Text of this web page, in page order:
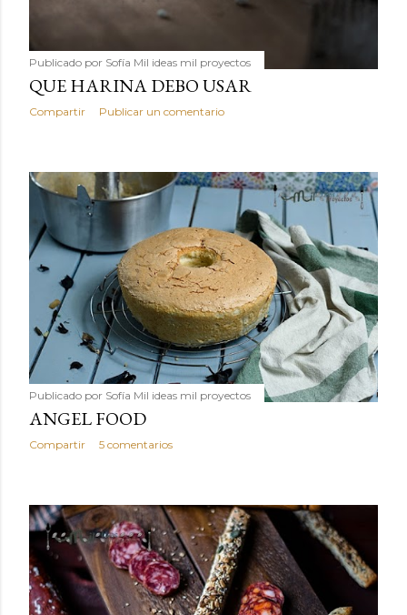
Publicado por Sofía Mil ideas mil proyectos
QUE HARINA DEBO USAR
Compartir Publicar un comentario
Publicado por Sofía Mil ideas mil proyectos
ANGEL FOOD
Compartir 5 comentarios